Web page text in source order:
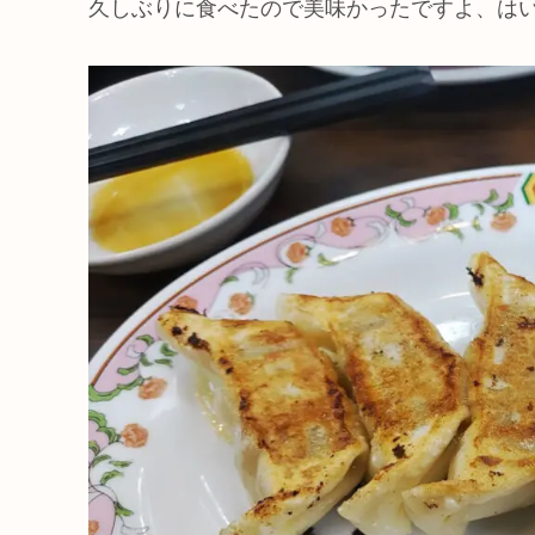
久しぶりに食べたので美味かったですよ、は